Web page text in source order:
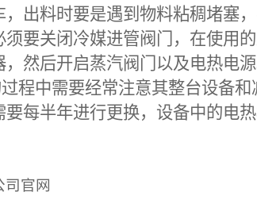
出料时要是遇到物料粘稠堵塞
须要关闭冷媒进管阀门，在使用
然后开启蒸汽阀门以及电热电源
程中需要经常注意其整台设备
每半年进行更换，设备中的电
司官网